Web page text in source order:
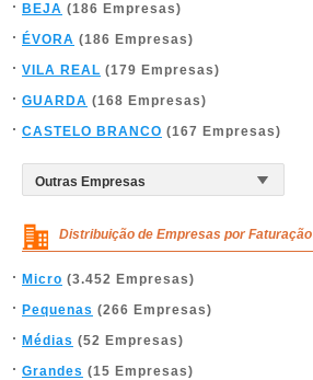
BEJA (186 Empresas)
ÉVORA (186 Empresas)
VILA REAL (179 Empresas)
GUARDA (168 Empresas)
CASTELO BRANCO (167 Empresas)
Distribuição de Empresas por Faturação
Micro (3.452 Empresas)
Pequenas (266 Empresas)
Médias (52 Empresas)
Grandes (15 Empresas)